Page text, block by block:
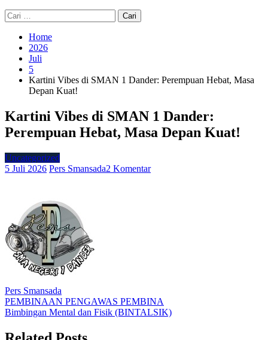
Cari
untuk:
Home
2026
Juli
5
Kartini Vibes di SMAN 1 Dander: Perempuan Hebat, Masa
Depan Kuat!
Kartini Vibes di SMAN 1 Dander:
Perempuan Hebat, Masa Depan Kuat!
Uncategorized
5 Juli 2026 Pers Smansada2 Komentarpada
Pers Smansada
Navigasi
pos
PEMBINAAN PENGAWAS PEMBINA
Bimbingan Mental dan Fisik (BINTALSIK)